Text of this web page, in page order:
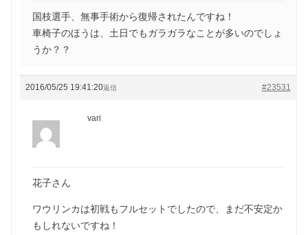
国枝選手、無事手術から復帰されたんですね！
車椅子のほうは、土日でもガラガラなことが多いのでしょ
うか？？
2016/05/25 19:41:20 #23531
返信
vari
花子さん
ワウリンカは初戦もフルセットでしたので、まだ不安定か
もしれないですね！